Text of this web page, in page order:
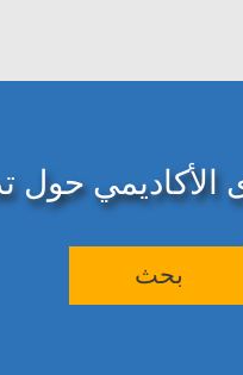
الأكاديمي حول
بحث